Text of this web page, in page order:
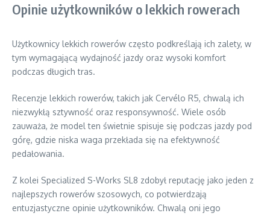
Opinie użytkowników o lekkich rowerach
Użytkownicy lekkich rowerów często podkreślają ich zalety, w
tym wymagającą wydajność jazdy oraz wysoki komfort
podczas długich tras.
Recenzje lekkich rowerów, takich jak Cervélo R5, chwalą ich
niezwykłą sztywność oraz responsywność. Wiele osób
zauważa, że model ten świetnie spisuje się podczas jazdy pod
górę, gdzie niska waga przekłada się na efektywność
pedałowania.
Z kolei Specialized S-Works SL8 zdobył reputację jako jeden z
najlepszych rowerów szosowych, co potwierdzają
entuzjastyczne opinie użytkowników. Chwalą oni jego